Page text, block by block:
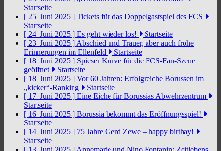
Startseite
[ 25. Juni 2025 ] Tickets für das Doppelgastspiel des FCS
Startseite
[ 24. Juni 2025 ] Es geht wieder los!
Startseite
[ 23. Juni 2025 ] Abschied und Trauer, aber auch frohe
Erinnerungen im Ellenfeld
Startseite
[ 18. Juni 2025 ] Spieser Kurve für die FCS-Fan-Szene
geöffnet
Startseite
[ 18. Juni 2025 ] Vor 60 Jahren: Erfolgreiche Borussen im
„kicker“-Ranking
Startseite
[ 17. Juni 2025 ] Eine Eiche für Borussias Abwehrzentrum
Startseite
[ 16. Juni 2025 ] Borussia bekommt das Eröffnungsspiel!
Startseite
[ 14. Juni 2025 ] 75 Jahre Gerd Zewe – happy birthay!
Startseite
[ 13. Juni 2025 ] Annemarie und Nino Fontanin: Zeitlebens